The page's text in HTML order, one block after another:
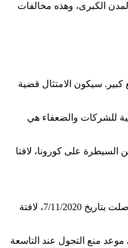
الكبرى، وهذه مخالفات
سيكون الامتثال قضية
للشركات والضعفاء هي
السيطرة على كورونا، لافتا
واعلنت وزارة الصحة العامة ان نتائج فحوص PCR لرحلات وصلت الى بيروت، واجريت في المطار تاريخ 5/11/2020 و6/11/2020 اضافة الى الدفعة الاولى من نتائج فحوص رحلات وصلت بتاريخ 7/11/2020، لافتة
اليوم، مع المحافظة على موعد منع التجول عند التاسعة